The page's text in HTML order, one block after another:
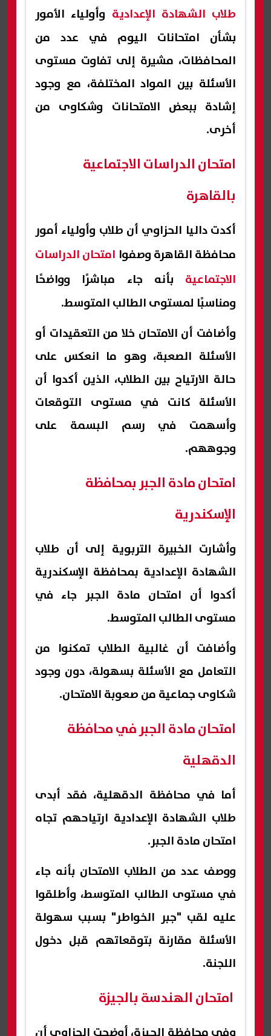
طلاب الشهادة الإعدادية وأولياء الأمور
بشأن امتحانات اليوم في عدد من
المحافظات، مشيرة إلى تفاوت مستوى
الأسئلة بين المواد المختلفة، مع وجود
إشادة ببعض الامتحانات وشكاوى من
أخرى.
امتحان الدراسات الاجتماعية
بالقاهرة
أكدت داليا الحزاوي أن طلاب وأولياء أمور
محافظة القاهرة وصفوا امتحان الدراسات
الاجتماعية بأنه جاء مباشرًا وواضحًا
ومناسبًا لمستوى الطالب المتوسط.
وأضافت أن الامتحان خلا من التعقيدات أو
الأسئلة الصعبة، وهو ما انعكس على
حالة الارتياح بين الطلاب، الذين أكدوا أن
الأسئلة كانت في مستوى التوقعات
وأسهمت في رسم البسمة على
وجوههم.
امتحان مادة الجبر بمحافظة
الإسكندرية
وأشارت الخبيرة التربوية إلى أن طلاب
الشهادة الإعدادية بمحافظة الإسكندرية
أكدوا أن امتحان مادة الجبر جاء في
مستوى الطالب المتوسط.
وأضافت أن غالبية الطلاب تمكنوا من
التعامل مع الأسئلة بسهولة، دون وجود
شكاوى جماعية من صعوبة الامتحان.
امتحان مادة الجبر في محافظة
الدقهلية
أما في محافظة الدقهلية، فقد أبدى
طلاب الشهادة الإعدادية ارتياحهم تجاه
امتحان مادة الجبر.
ووصف عدد من الطلاب الامتحان بأنه جاء
في مستوى الطالب المتوسط، وأطلقوا
عليه لقب "جبر الخواطر" بسبب سهولة
الأسئلة مقارنة بتوقعاتهم قبل دخول
اللجنة.
امتحان الهندسة بالجيزة